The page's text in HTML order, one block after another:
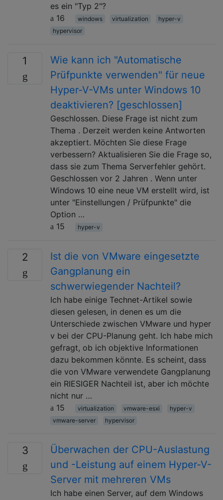
es ein "Typ 2"?
16
windows virtualization
hyper-v
hypervisor
1
Wie kann ich "Automatische
Prüfpunkte verwenden" für neue
Hyper-V-VMs unter Windows 10
deaktivieren? [geschlossen]
Geschlossen. Diese Frage ist nicht zum
Thema . Derzeit werden keine Antworten
akzeptiert. Möchten Sie diese Frage
verbessern? Aktualisieren Sie die Frage so,
dass sie zum Thema Serverfehler gehört.
Geschlossen vor 2 Jahren . Wenn unter
Windows 10 eine neue VM erstellt wird, ist
unter "Einstellungen / Prüfpunkte" die
Option …
15
hyper-v
2
Ist die von VMware eingesetzte
Gangplanung ein
schwerwiegender Nachteil?
Ich habe einige Technet-Artikel sowie
diesen gelesen, in denen es um die
Unterschiede zwischen VMware und hyper
v bei der CPU-Planung geht. Ich habe mich
gefragt, ob ich objektive Informationen
dazu bekommen könnte. Es scheint, dass
die von VMware verwendete Gangplanung
ein RIESIGER Nachteil ist, aber ich möchte
nicht nur …
15
virtualization vmware-esxi
hyper-v
vmware-server
hypervisor
3
Überwachen der CPU-Auslastung
und -Leistung auf einem Hyper-V-
Server mit mehreren VMs
Ich habe einen Server, auf dem Windows